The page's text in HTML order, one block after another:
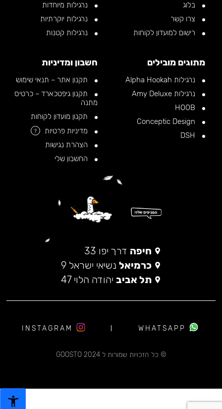
בלוג
צרו קשר
רישום למועדון לקוחות
נרגילות מיוחדות
נרגילות יוקרתיות
נרגילות קטנות
מתוגים מובילים
נרגילות Alpha Hookah
נרגילות Amy Deluxe
חשבון ומדיניות
תקנון אתר – תנאי שימוש
תקנון גיפטכארד – כרטיס
מתנה
תקנון מועדון לקוחות
מדיניות פרטיות
?
הצהרת נגישות
החשבון שלי
חיפה דרך יפו 33
כרמיאל נשיאי ישראל 9
תל אביב יהודה הלוי 47
© כל הזכויות שמורות ל 2024 GOOSTO
WHATSAPP
INSTAGRAM